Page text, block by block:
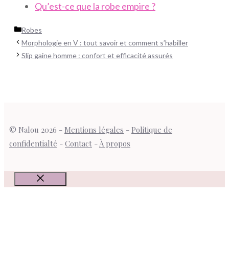
Qu’est-ce que la robe empire ?
Catégories
Robes
Morphologie en V : tout savoir et comment s’habiller
Slip gaine homme : confort et efficacité assurés
© Nalou 2026 - Mentions légales - Politique de
confidentialté - Contact -À propos
Fermer